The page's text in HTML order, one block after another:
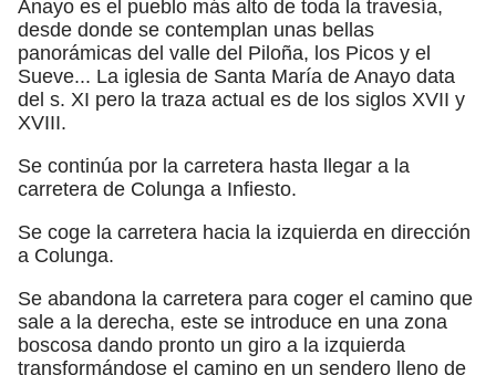
Anayo es el pueblo más alto de toda la travesía,
desde donde se contemplan unas bellas
panorámicas del valle del Piloña, los Picos y el
Sueve... La iglesia de Santa María de Anayo data
del s. XI pero la traza actual es de los siglos XVII y
XVIII.
Se continúa por la carretera hasta llegar a la
carretera de Colunga a Infiesto.
Se coge la carretera hacia la izquierda en dirección
a Colunga.
Se abandona la carretera para coger el camino que
sale a la derecha, este se introduce en una zona
boscosa dando pronto un giro a la izquierda
transformándose el camino en un sendero lleno de